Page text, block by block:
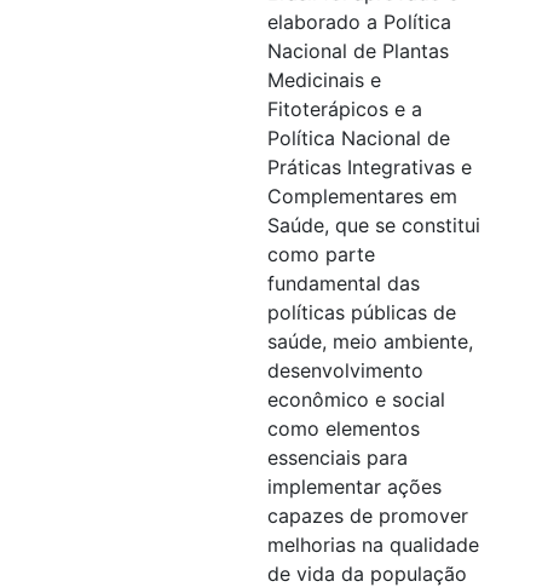
elaborado a Política
Nacional de Plantas
Medicinais e
Fitoterápicos e a
Política Nacional de
Práticas Integrativas e
Complementares em
Saúde, que se constitui
como parte
fundamental das
políticas públicas de
saúde, meio ambiente,
desenvolvimento
econômico e social
como elementos
essenciais para
implementar ações
capazes de promover
melhorias na qualidade
de vida da população